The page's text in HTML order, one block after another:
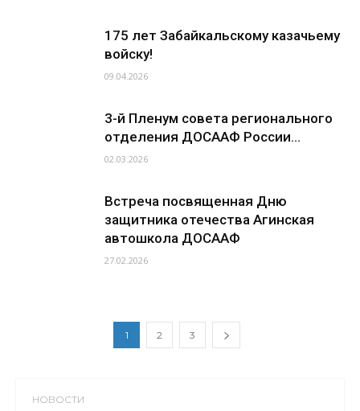
175 лет Забайкальскому казачьему
войску!
09.04.2026
3-й Пленум совета регионального
отделения ДОСААФ России...
02.03.2026
Встреча посвященная Дню
защитника отечества Агинская
автошкола ДОСААФ
27.02.2026
1 2 3
НОВОСТИ